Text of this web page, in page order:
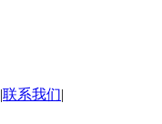
|联系我们|